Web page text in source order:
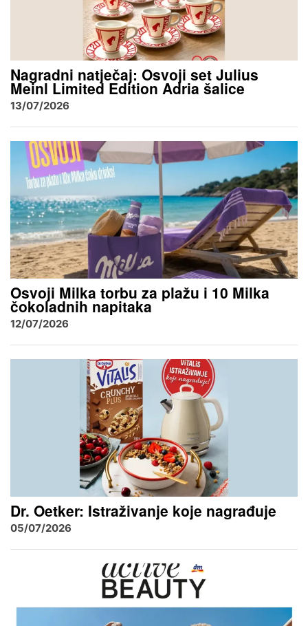
Nagradni natječaj: Osvoji set Julius
Meinl Limited Edition Adria šalice
13/07/2026
Osvoji Milka torbu za plažu i 10 Milka
čokoladnih napitaka
12/07/2026
Dr. Oetker: Istraživanje koje nagrađuje
05/07/2026